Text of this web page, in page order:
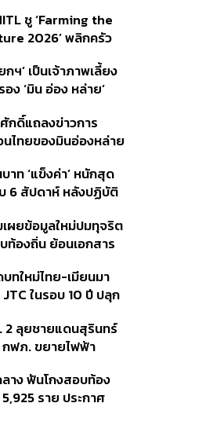
ด ชู ‘Farming the
2026’ พลิกครัว
One Health
กฯ’ เป็นเจ้าภาพเลี้ยง
อง ‘มิน อ่อง หล่าย’
งาน
กดิ์แถลงข่าวการ
นไทยของมินอ่องหล่าย
งสรรค์ ตรงไปตรงมา
องการให้เมียนมากลับ
บาท ‘แข็งค่า’ หนักสุด
6 สัปดาห์ หลังปฏิบัติ
ฐฯ-ญี่ปุ่น Standard
เปิดเป้าสิ้นปีนี้
อลลาร์
เผยข้อมูลใหม่ปมทุจริต
ท้องถิ่น ย้อนเอกสาร
น จ่อสอบต่อเอี่ยว
อน ม.บูรพา หรือไม่
บทใหม่ไทย-เมียนมา
ในรอบ 10 ปี ปลุก
แดน ท่าเรือน้ำลึก
ย
2 ลุยชายแดนสุรินทร์
ฟภ. ขยายไฟฟ้า
เสริมความมั่นคง
แดน
าง ฟันโกงสอบท้อง
ราย ประกาศ